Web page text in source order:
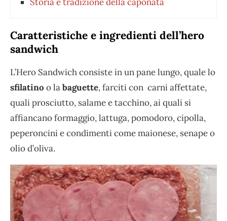
Caratteristiche e ingredienti dell’hero
sandwich
L’Hero Sandwich consiste in un pane lungo, quale lo
sfilatino o labaguette, farciti con carni affettate,
quali prosciutto, salame e tacchino, ai quali si
affiancano formaggio, lattuga, pomodoro, cipolla,
peperoncini e condimenti come maionese, senape o
olio d’oliva.